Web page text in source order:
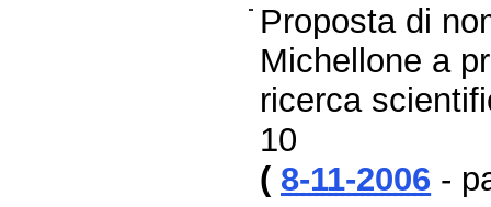
Proposta di
Michellone a
ricerca
10
( 8-11-2006 -